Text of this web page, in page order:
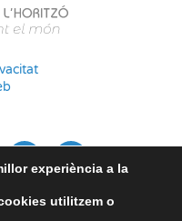
experiència a la
utilitzem o